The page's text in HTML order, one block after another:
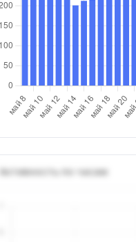
Активность по часам